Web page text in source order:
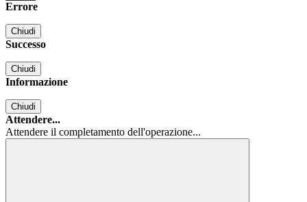
Errore
Chiudi
Successo
Chiudi
Informazione
Chiudi
Attendere...
Attendere il completamento dell'operazione...